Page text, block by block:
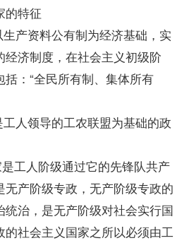
特征
产资料公有制为经济基础，实
济制度，在社会主义初级阶
：“全民所有制、集体所有
人领导的工农联盟为基础的政
人阶级通过它的先锋队共产
产阶级专政，无产阶级专政的
治，是无产阶级对社会实行国
社会主义国家之所以必须由工